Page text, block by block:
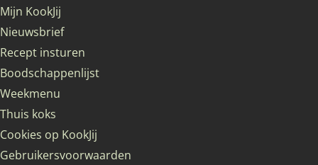
Mijn KookJij
Nieuwsbrief
Recept insturen
Boodschappenlijst
Weekmenu
Thuis koks
Cookies op KookJij
Gebruikersvoorwaarden